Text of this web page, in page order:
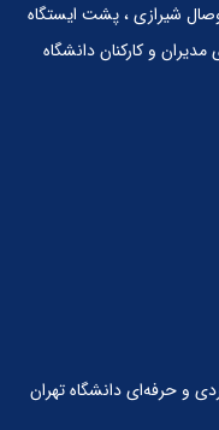
شیرازی ، پشت ایستگاه
ای مدیران و کارکنان دانشگاه
و‌ حرفه‌ای دانشگاه تهران